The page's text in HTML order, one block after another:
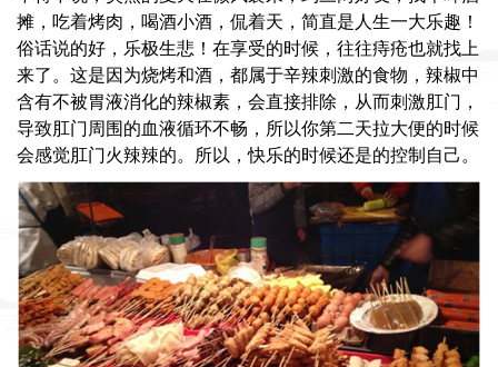
摊，吃着烤肉，喝酒小酒，侃着天，简直是人生一大乐趣！
俗话说的好，乐极生悲！在享受的时候，往往痔疮也就找上
来了。这是因为烧烤和酒，都属于辛辣刺激的食物，辣椒中
含有不被胃液消化的辣椒素，会直接排除，从而刺激肛门，
导致肛门周围的血液循环不畅，所以你第二天拉大便的时候
会感觉肛门火辣辣的。所以，快乐的时候还是的控制自己。